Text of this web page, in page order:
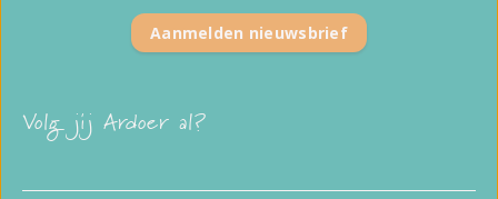
Volg jij Ardoer al?
Aanmelden nieuwsbrief